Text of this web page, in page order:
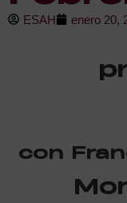
ESAH enero 20,
con